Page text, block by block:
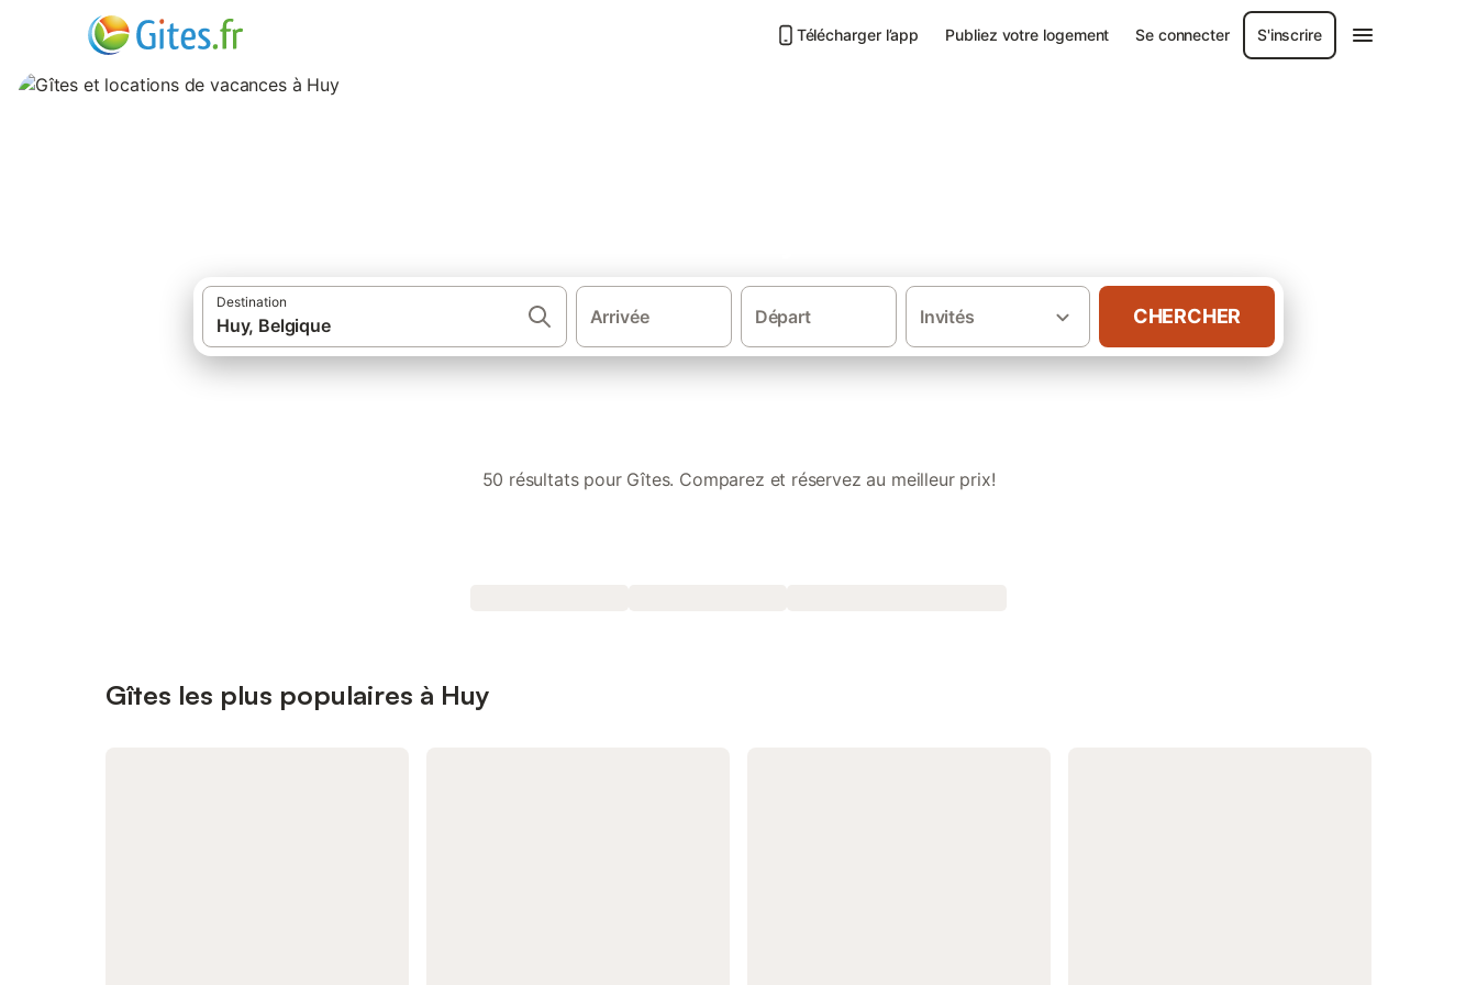
Télécharger l’app Publiez votre logement Se connecter S'inscrire
Destination
Arrivée Départ Invités CHERCHER
50 résultats pour Gîtes. Comparez et réservez au meilleur prix!
Gîtes les plus populaires à Huy